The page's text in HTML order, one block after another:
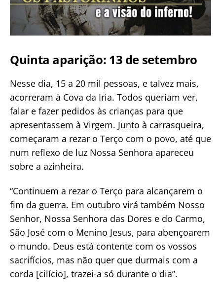
Quinta aparição: 13 de setembro
Nesse dia, 15 a 20 mil pessoas, e talvez mais,
acorreram à Cova da Iria. Todos queriam ver,
falar e fazer pedidos às crianças para que
apresentassem à Virgem. Junto à carrasqueira,
começaram a rezar o Terço com o povo, até que
num reflexo de luz Nossa Senhora apareceu
sobre a azinheira.
“Continuem a rezar o Terço para alcançarem o
fim da guerra. Em outubro virá também Nosso
Senhor, Nossa Senhora das Dores e do Carmo,
São José com o Menino Jesus, para abençoarem
o mundo. Deus está contente com os vossos
sacrifícios, mas não quer que durmais com a
corda [cilício], trazei-a só durante o dia”.